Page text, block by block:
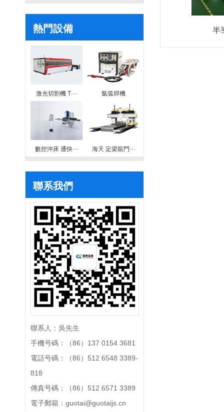
熱門設備
激光切割機 T··· 氩弧焊機
數控沖床 通快··· 海天 定梁龍門···
聯系我們
聯系人：吳先生
手機号碼：（86）137 0154 3681
電話号碼：（86）512 6548 3389-
818
傳真号碼：（86）512 6571 3389
電子郵箱：guotai@guotaijs.cn
半